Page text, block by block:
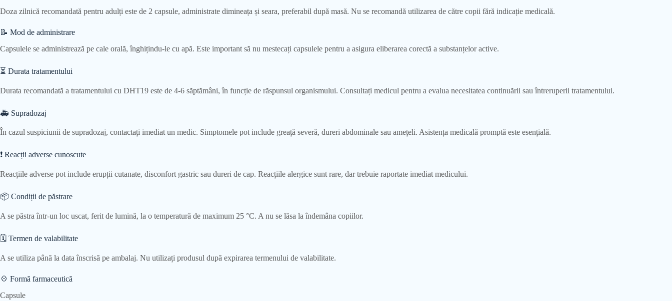
Doza zilnică recomandată pentru adulți este de 2 capsule, administrate dimineața și seara, preferabil după masă. Nu se recomandă utilizarea de către copii fără indicație medicală.
📝 Mod de administrare
Capsulele se administrează pe cale orală, înghițindu-le cu apă. Este important să nu mestecați capsulele pentru a asigura eliberarea corectă a substanțelor active.
⏳ Durata tratamentului
Durata recomandată a tratamentului cu DHT19 este de 4-6 săptămâni, în funcție de răspunsul organismului. Consultați medicul pentru a evalua necesitatea continuării sau întreruperii tratamentului.
🚑 Supradozaj
În cazul suspiciunii de supradozaj, contactați imediat un medic. Simptomele pot include greață severă, dureri abdominale sau amețeli. Asistența medicală promptă este esențială.
❗ Reacții adverse cunoscute
Reacțiile adverse pot include erupții cutanate, disconfort gastric sau dureri de cap. Reacțiile alergice sunt rare, dar trebuie raportate imediat medicului.
📦 Condiții de păstrare
A se păstra într-un loc uscat, ferit de lumină, la o temperatură de maximum 25 °C. A nu se lăsa la îndemâna copiilor.
🗓 Termen de valabilitate
A se utiliza până la data înscrisă pe ambalaj. Nu utilizați produsul după expirarea termenului de valabilitate.
💠 Formă farmaceutică
Capsule